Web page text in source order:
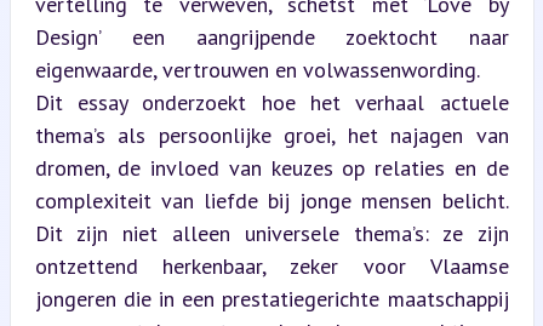
Design’ een aangrijpende zoektocht naar
eigenwaarde, vertrouwen en volwassenwording.
Dit essay onderzoekt hoe het verhaal actuele
thema’s als persoonlijke groei, het najagen van
dromen, de invloed van keuzes op relaties en de
complexiteit van liefde bij jonge mensen belicht.
Dit zijn niet alleen universele thema’s: ze zijn
ontzettend herkenbaar, zeker voor Vlaamse
jongeren die in een prestatiegerichte maatschappij